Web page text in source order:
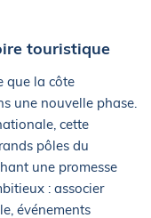
touristique
que la côte
une nouvelle phase.
cette
pôles du
une promesse
: associer
événements